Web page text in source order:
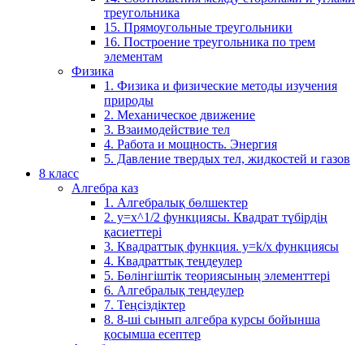
треугольника
15. Прямоугольные треугольники
16. Построение треугольника по трем
элементам
Физика
1. Физика и физические методы изучения
природы
2. Механическое движение
3. Взаимодействие тел
4. Работа и мощность. Энергия
5. Давление твердых тел, жидкостей и газов
8 класс
Алгебра каз
1. Алгебралық бөлшектер
2. у=х^1/2 функциясы. Квадрат түбірдің
қасиеттері
3. Квадраттық функция. у=k/x функциясы
4. Квадраттық теңдеулер
5. Бөлінгіштік теориясының элементтері
6. Алгебралық теңдеулер
7. Теңсіздіктер
8. 8-ші сынып алгебра курсы бойынша
қосымша есептер